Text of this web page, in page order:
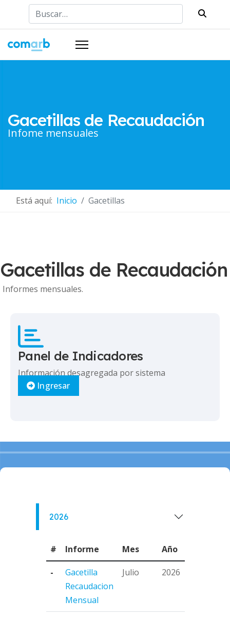
Buscar
Gacetillas de Recaudación
Infome mensuales
Está aquí: Inicio Gacetillas
Gacetillas de Recaudación
Informes mensuales.
Panel de Indicadores
Información desagregada por sistema
Ingresar
2026
# Informe Mes Año
-
Gacetilla
Recaudacion
Mensual
Julio 2026